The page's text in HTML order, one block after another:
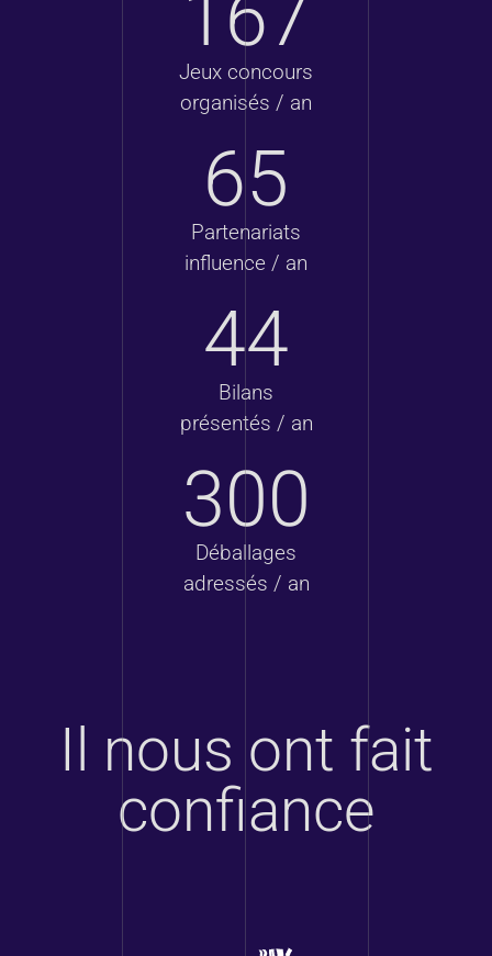
Jeux concours
organisés / an
167
Partenariats
influence / an
65
Bilans
présentés / an
44
Déballages
adressés / an
300
Il nous ont fait
confiance